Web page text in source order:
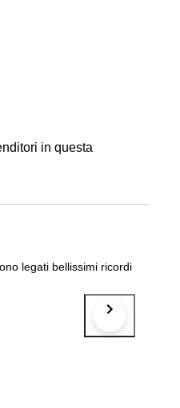
in questa
legati bellissimi ricordi